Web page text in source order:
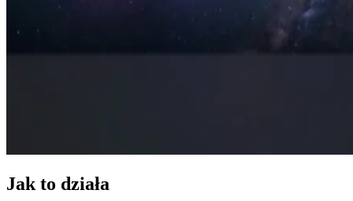
Jak to działa